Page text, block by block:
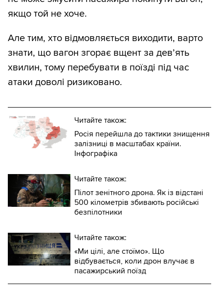
якщо той не хоче.
Але тим, хто відмовляється виходити, варто
знати, що вагон згорає вщент за дев’ять
хвилин, тому перебувати в поїзді під час
атаки доволі ризиковано.
Читайте також:
Росія перейшла до тактики знищення
залізниці в масштабах країни.
Інфографіка
Читайте також:
Пілот зенітного дрона. Як із відстані
500 кілометрів збивають російські
безпілотники
Читайте також:
«Ми цілі, але стоїмо». Що
відбувається, коли дрон влучає в
пасажирський поїзд